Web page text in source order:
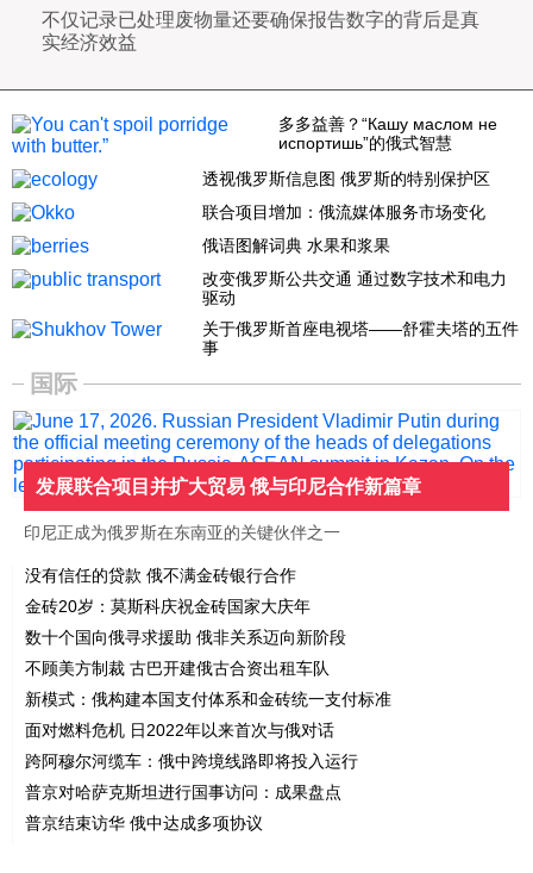
体育
旅游
视听
不仅记录已处理废物量还要确保报告数字的背后是真
实经济效益
多多益善？“Кашу маслом не
испортишь”的俄式智慧
透视俄罗斯信息图 俄罗斯的特别保护区
联合项目增加：俄流媒体服务市场变化
俄语图解词典 水果和浆果
改变俄罗斯公共交通 通过数字技术和电力
驱动
关于俄罗斯首座电视塔——舒霍夫塔的五件
事
国际
发展联合项目并扩大贸易 俄与印尼合作新篇章
印尼正成为俄罗斯在东南亚的关键伙伴之一
没有信任的贷款 俄不满金砖银行合作
金砖20岁：莫斯科庆祝金砖国家大庆年
数十个国向俄寻求援助 俄非关系迈向新阶段
不顾美方制裁 古巴开建俄古合资出租车队
新模式：俄构建本国支付体系和金砖统一支付标准
面对燃料危机 日2022年以来首次与俄对话
跨阿穆尔河缆车：俄中跨境线路即将投入运行
普京对哈萨克斯坦进行国事访问：成果盘点
普京结束访华 俄中达成多项协议